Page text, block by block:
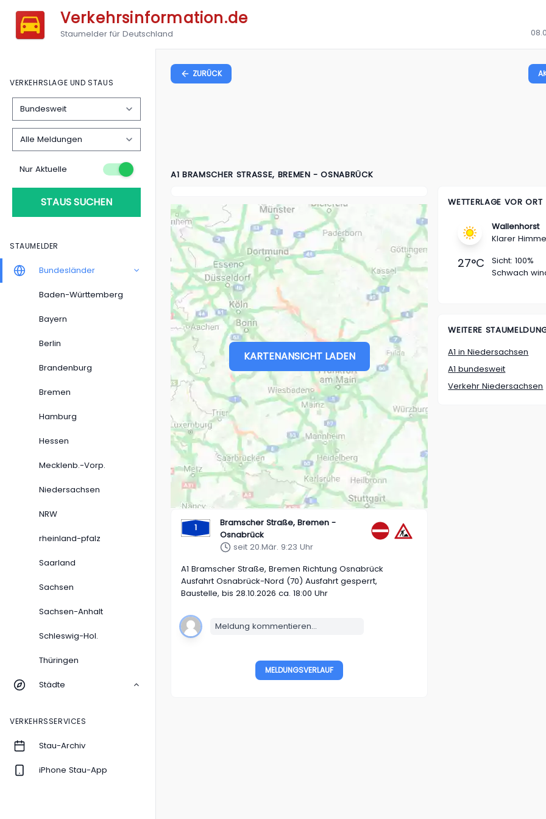
Verkehrsinformation.de
Staumelder für Deutschland
VERKEHRSLAGE UND STAUS
Nur Aktuelle
STAUS SUCHEN
STAUMELDER
Bundesländer
Baden-Württemberg
Bayern
Berlin
Brandenburg
Bremen
Hamburg
Hessen
Mecklenb.-Vorp.
Niedersachsen
NRW
rheinland-pfalz
Saarland
Sachsen
Sachsen-Anhalt
Schleswig-Hol.
Thüringen
Städte
VERKEHRSSERVICES
Stau-Archiv
iPhone Stau-App
ZURÜCK
A1 BRAMSCHER STRASSE, BREMEN - OSNABRÜCK
KARTENANSICHT LADEN
1
Bramscher Straße, Bremen -
Osnabrück
seit 20.Mär. 9:23 Uhr
A1 Bramscher Straße, Bremen Richtung Osnabrück
Ausfahrt Osnabrück-Nord (70) Ausfahrt gesperrt,
Baustelle, bis 28.10.2026 ca. 18:00 Uhr
Meldung kommentieren...
MELDUNGSVERLAUF
WETTERLAGE VOR ORT
Wallenhorst
Klarer
27°C Sicht:100%
Schwach
WEITERE
A1 inNiedersachsen
A1 bundesweit
VerkehrNiedersachsen